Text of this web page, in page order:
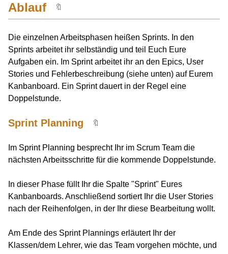
Ablauf 🔖
Die einzelnen Arbeitsphasen heißen Sprints. In den
Sprints arbeitet ihr selbständig und teil Euch Eure
Aufgaben ein. Im Sprint arbeitet ihr an den Epics, User
Stories und Fehlerbeschreibung (siehe unten) auf Eurem
Kanbanboard. Ein Sprint dauert in der Regel eine
Doppelstunde.
Sprint Planning 🔖
Im Sprint Planning besprecht Ihr im Scrum Team die
nächsten Arbeitsschritte für die kommende Doppelstunde.
In dieser Phase füllt Ihr die Spalte "Sprint" Eures
Kanbanboards. Anschließend sortiert Ihr die User Stories
nach der Reihenfolgen, in der Ihr diese Bearbeitung wollt.
Am Ende des Sprint Plannings erläutert Ihr der
Klassen/dem Lehrer, wie das Team vorgehen möchte, und